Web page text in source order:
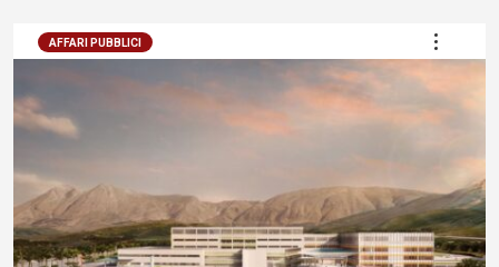
AFFARI PUBBLICI